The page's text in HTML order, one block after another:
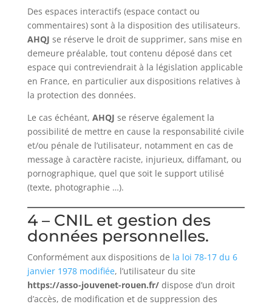
Des espaces interactifs (espace contact ou
commentaires) sont à la disposition des utilisateurs.
AHQJ se réserve le droit de supprimer, sans mise en
demeure préalable, tout contenu déposé dans cet
espace qui contreviendrait à la législation applicable
en France, en particulier aux dispositions relatives à
la protection des données.
Le cas échéant, AHQJ se réserve également la
possibilité de mettre en cause la responsabilité civile
et/ou pénale de l’utilisateur, notamment en cas de
message à caractère raciste, injurieux, diffamant, ou
pornographique, quel que soit le support utilisé
(texte, photographie …).
4 – CNIL et gestion des
données personnelles.
Conformément aux dispositions de la loi 78-17 du 6
janvier 1978 modifiée, l’utilisateur du site
https://asso-jouvenet-rouen.fr/dispose d’un droit
d’accès, de modification et de suppression des